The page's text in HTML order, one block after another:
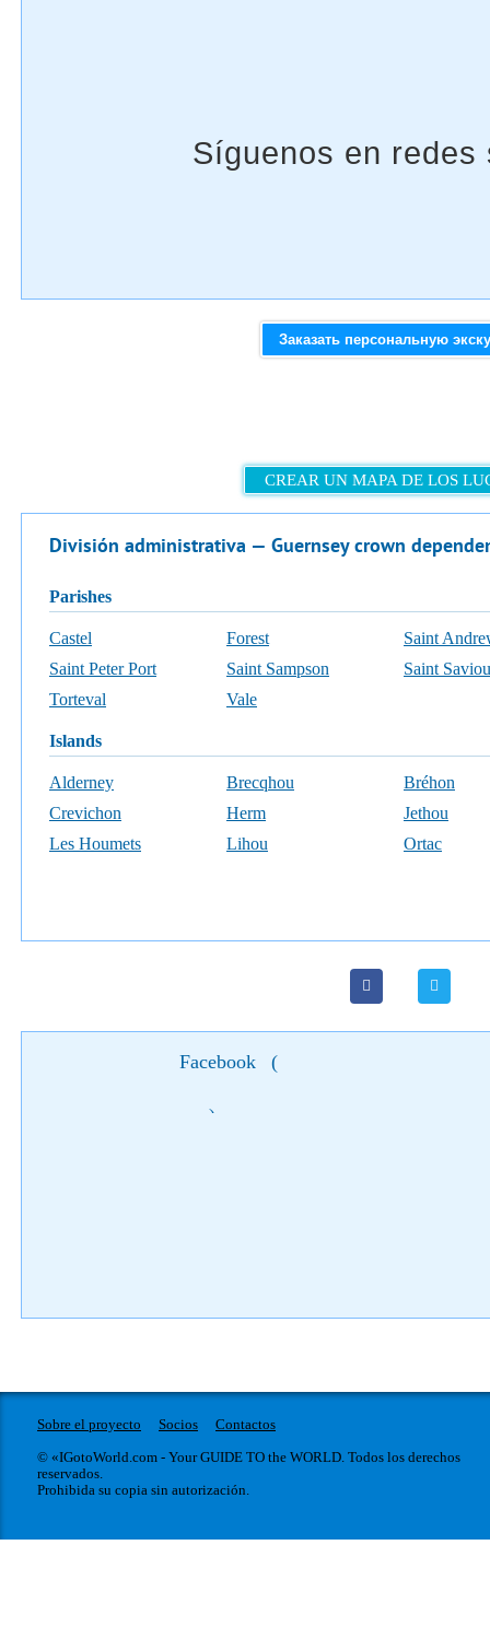
Заказать персональную
CREAR UN MAPA DE LOS
División administrativa — Guernsey crown
parishes
Castel Forest
Saint
Saint Peter Port
Saint Sampson
Saint
Torteval
Vale
islands
Alderney Brecqhou
Bréhon
Crevichon
Herm
Jethou
Les Houmets
Lihou Ortac
Facebook (
)
Sobre el proyecto Socios
Contactos
© «IGotoWorld.com - Your GUIDE TO the WORLD. Todos los derechos
reservados.
Prohibida su copia sin autorización.